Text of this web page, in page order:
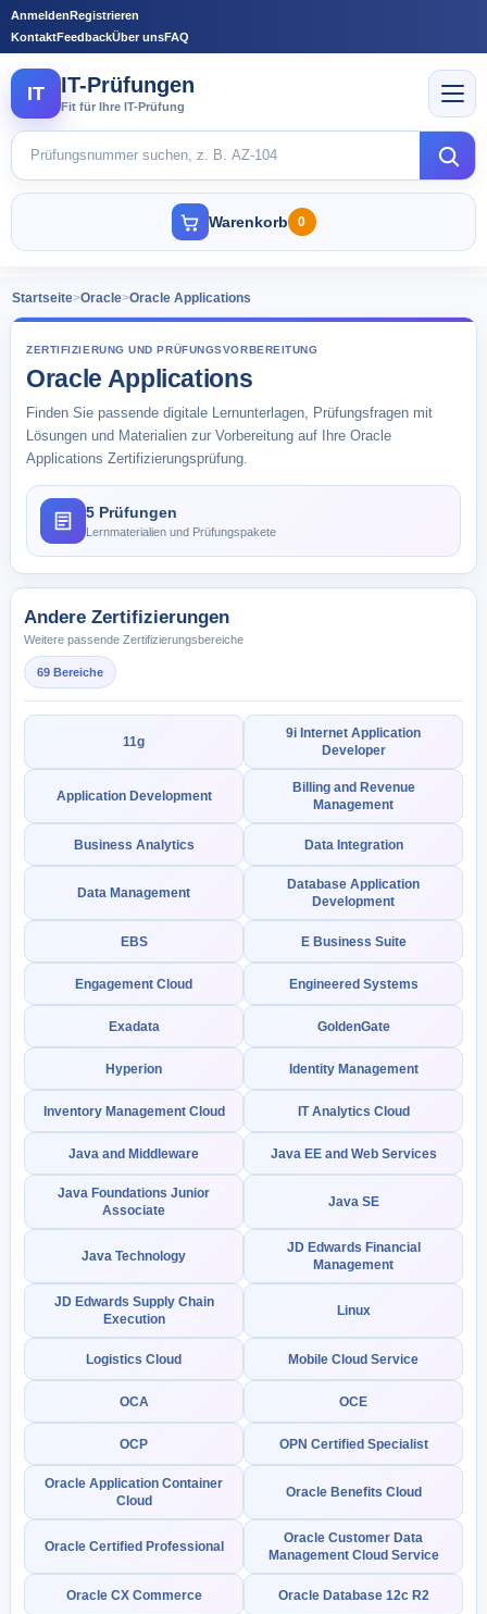
AnmeldenRegistrieren
KontaktFeedbackÜber unsFAQ
IT IT-Prüfungen
Fit für Ihre IT-Prüfung
Warenkorb 0
Startseite>Oracle>Oracle Applications
ZERTIFIZIERUNG UND PRÜFUNGSVORBEREITUNG
Oracle Applications
Finden Sie passende digitale Lernunterlagen, Prüfungsfragen mit
Lösungen und Materialien zur Vorbereitung auf Ihre Oracle
Applications Zertifizierungsprüfung.
5 Prüfungen
Lernmaterialien und Prüfungspakete
Andere Zertifizierungen
Weitere passende Zertifizierungsbereiche
69 Bereiche
11g
9i Internet Application
Developer
Application Development
Billing and Revenue
Management
Business Analytics Data Integration
Data Management
Database Application
Development
EBS E Business Suite
Engagement Cloud Engineered Systems
Exadata GoldenGate
Hyperion Identity Management
Inventory Management Cloud IT Analytics Cloud
Java and Middleware Java EE and Web Services
Java Foundations Junior
Associate
Java SE
Java Technology
JD Edwards Financial
Management
JD Edwards Supply Chain
Execution
Linux
Logistics Cloud Mobile Cloud Service
OCA OCE
OCP OPN Certified Specialist
Oracle Application Container
Cloud
Oracle Benefits Cloud
Oracle Certified Professional
Oracle Customer Data
Management Cloud Service
Oracle CX Commerce Oracle Database 12c R2